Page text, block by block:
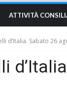
ATTIVITÀ
d’Italia. Sabato 26